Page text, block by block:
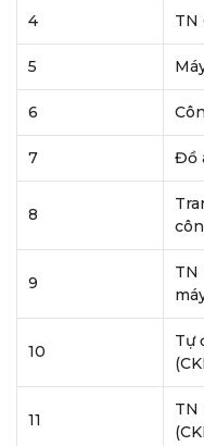
4 TN
5
6
7 Đồ
8
9
TN
10
Tự
11
TN